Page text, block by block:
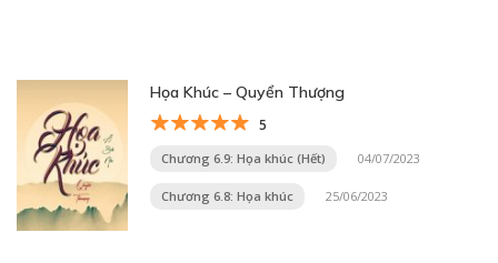
Họa Khúc – Quyển Thượng
5
Chương 6.9: Họa khúc (Hết) 04/07/2023
Chương 6.8: Họa khúc 25/06/2023